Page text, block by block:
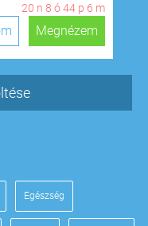
20 n 8 ó44 p 5 m
Megnézem
Egészség